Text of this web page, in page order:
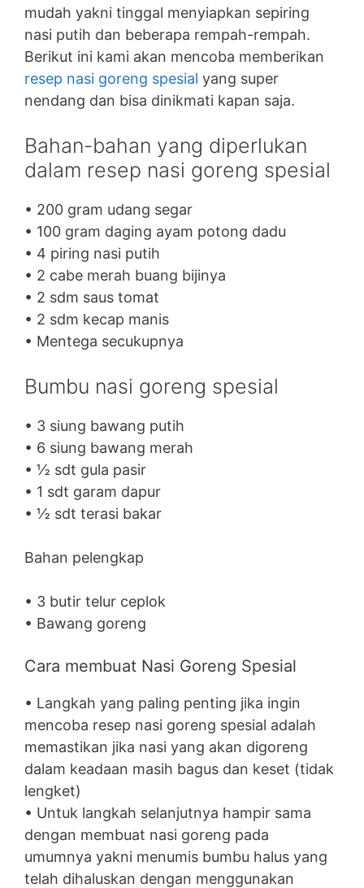
mudah yakni tinggal menyiapkan sepiring
nasi putih dan beberapa rempah-rempah.
Berikut ini kami akan mencoba memberikan
resep nasi goreng spesial yang super
nendang dan bisa dinikmati kapan saja.
Bahan-bahan yang diperlukan
dalam resep nasi goreng spesial
• 200 gram udang segar
• 100 gram daging ayam potong dadu
• 4 piring nasi putih
• 2 cabe merah buang bijinya
• 2 sdm saus tomat
• 2 sdm kecap manis
• Mentega secukupnya
Bumbu nasi goreng spesial
• 3 siung bawang putih
• 6 siung bawang merah
• ½ sdt gula pasir
• 1 sdt garam dapur
• ½ sdt terasi bakar
Bahan pelengkap
• 3 butir telur ceplok
• Bawang goreng
Cara membuat Nasi Goreng Spesial
• Langkah yang paling penting jika ingin
mencoba resep nasi goreng spesial adalah
memastikan jika nasi yang akan digoreng
dalam keadaan masih bagus dan keset (tidak
lengket)
• Untuk langkah selanjutnya hampir sama
dengan membuat nasi goreng pada
umumnya yakni menumis bumbu halus yang
telah dihaluskan dengan menggunakan